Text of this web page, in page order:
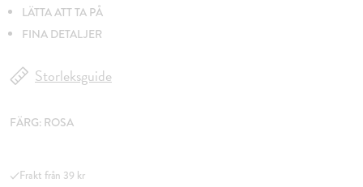
LÄTTA ATT TA PÅ
FINA DETALJER
Storleksguide
FÄRG: ROSA
Frakt från 39 kr